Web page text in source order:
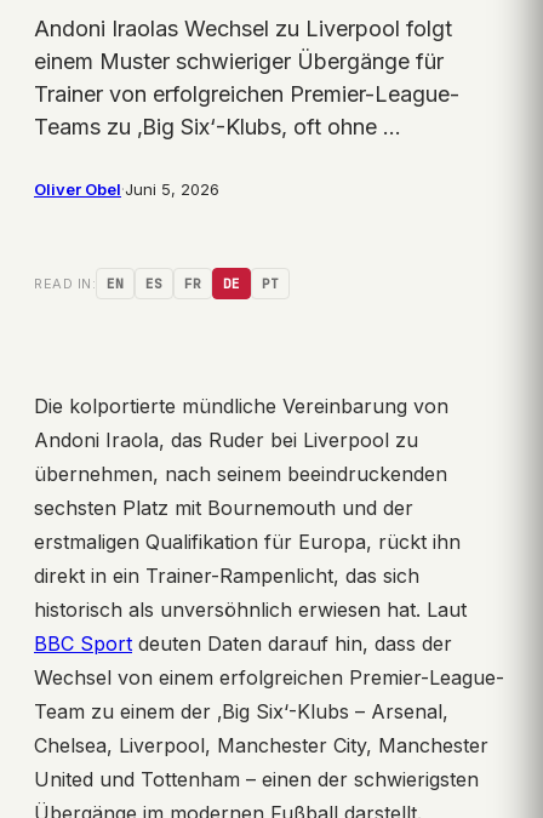
Andoni Iraolas Wechsel zu Liverpool folgt
einem Muster schwieriger Übergänge für
Trainer von erfolgreichen Premier-League-
Teams zu ‚Big Six‘-Klubs, oft ohne …
Oliver Obel·Juni 5, 2026
READ IN: EN ES FR DE PT
Die kolportierte mündliche Vereinbarung von
Andoni Iraola, das Ruder bei Liverpool zu
übernehmen, nach seinem beeindruckenden
sechsten Platz mit Bournemouth und der
erstmaligen Qualifikation für Europa, rückt ihn
direkt in ein Trainer-Rampenlicht, das sich
historisch als unversöhnlich erwiesen hat. Laut
BBC Sport deuten Daten darauf hin, dass der
Wechsel von einem erfolgreichen Premier-League-
Team zu einem der ‚Big Six‘-Klubs – Arsenal,
Chelsea, Liverpool, Manchester City, Manchester
United und Tottenham – einen der schwierigsten